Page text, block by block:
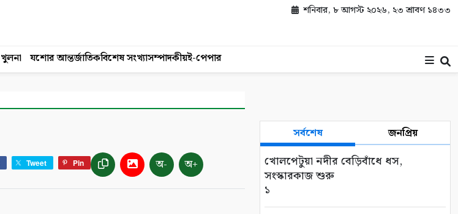
শনিবার, ৮ আগস্ট ২০২৬, ২৩ শ্রাবণ ১৪৩৩
খুলনা যশোর আন্তর্জাতিকবিশেষ সংখ্যাসম্পাদকীয়ই-পেপার
Tweet Pin অ- অ+
সর্বশেষ জনপ্রিয়
খোলপেটুয়া নদীর বেড়িবাঁধে ধস,
সংস্কারকাজ শুরু
১